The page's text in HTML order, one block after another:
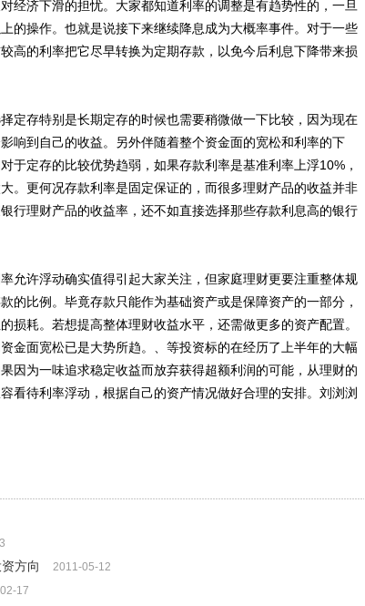
经济下滑的担忧。大家都知道利率的调整是有趋势性的，一旦
的操作。也就是说接下来继续降息成为大概率事件。对于一些
高的利率把它尽早转换为定期存款，以免今后利息下降带来损
存特别是长期定存的时候也需要稍微做一下比较，因为现在
响到自己的收益。另外伴随着整个资金面的宽松和利率的下
于定存的比较优势趋弱，如果存款利率是基准利率上浮10%，
。更何况存款利率是固定保证的，而很多理财产品的收益并非
行理财产品的收益率，还不如直接选择那些存款利息高的银行
许浮动确实值得引起大家关注，但家庭理财更要注重整体规
的比例。毕竟存款只能作为基础资产或是保障资产的一部分，
损耗。若想提高整体理财收益水平，还需做更多的资产配置。
金面宽松已是大势所趋。、等投资标的在经历了上半年的大幅
因为一味追求稳定收益而放弃获得超额利润的可能，从理财的
看待利率浮动，根据自己的资产情况做好合理的安排。刘浏浏
方向 2011-05-12
17